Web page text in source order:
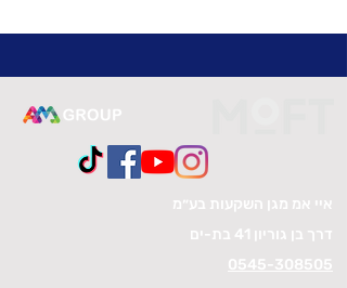
איי אמ מגן השקעות בע״מ
דרך בן גוריון 41 בת-ים
0545-308505